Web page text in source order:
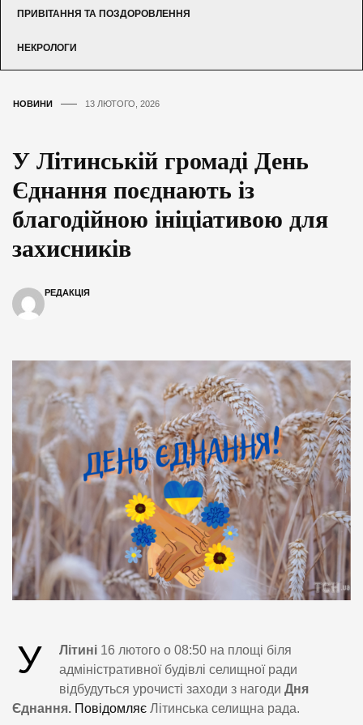
ПРИВІТАННЯ ТА ПОЗДОРОВЛЕННЯ
НЕКРОЛОГИ
НОВИНИ 13 ЛЮТОГО, 2026
У Літинській громаді День
Єднання поєднають із
благодійною ініціативою для
захисників
РЕДАКЦІЯ
У Літині 16 лютого о 08:50 на площі біля
адміністративної будівлі селищної ради
відбудуться урочисті заходи з нагоди Дня
Єднання. Повідомляє Літинська селищна рада.